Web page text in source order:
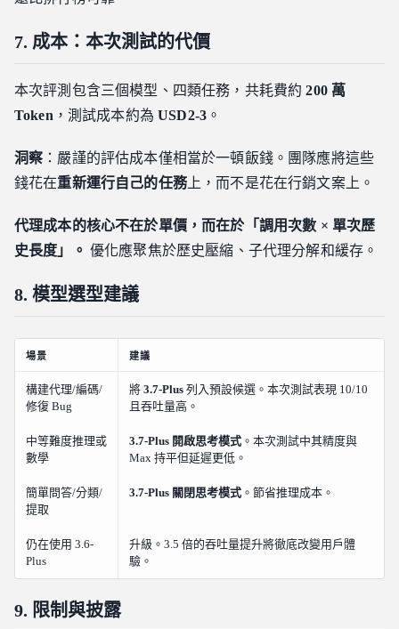
7. 成本：本次測試的代價
本次評測包含三個模型、四類任務，共耗費約200 萬
Token ，測試成本約為USD2-3 。
洞察 ：嚴謹的評估成本僅相當於一頓飯錢。團隊應將這些
錢花在重新運行自己的任務上，而不是花在行銷文案上。
代理成本的核心不在於單價，而在於「調用次數 × 單次歷
史長度」。 優化應聚焦於歷史壓縮、子代理分解和緩存。
8. 模型選型建議
場景 建議
構建代理/編碼/
修復 Bug
將 3.7-Plus 列入預設候選。本次測試表現 10/10
且吞吐量高。
中等難度推理或
數學
3.7-Plus 開啟思考模式 。本次測試中其精度與
Max 持平但延遲更低。
簡單問答/分類/
提取
3.7-Plus 關閉思考模式 。節省推理成本。
仍在使用 3.6-
Plus
升級。3.5 倍的吞吐量提升將徹底改變用戶體
驗。
9. 限制與披露